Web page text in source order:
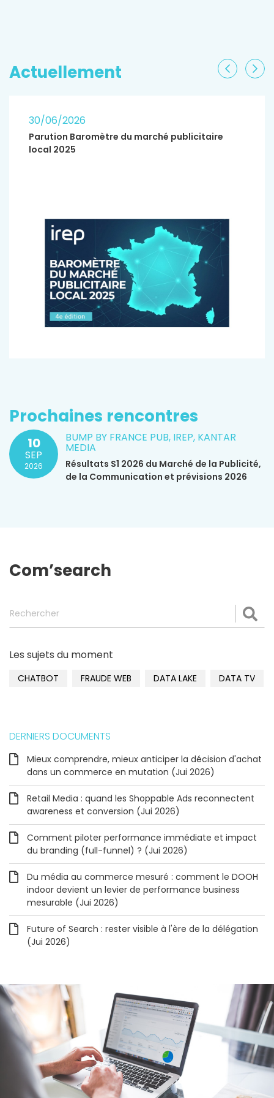
Actuellement
30/06/2026
Parution Baromètre du marché publicitaire
local 2025
Prochaines rencontres
10
SEP
2026
BUMP BY FRANCE PUB, IREP, KANTAR
MEDIA
Résultats S1 2026 du Marché de la Publicité,
de la Communication et prévisions 2026
Com’search
Les sujets du moment
CHATBOT FRAUDE WEB DATA LAKE DATA TV
DERNIERS DOCUMENTS
Mieux comprendre, mieux anticiper la décision d'achat
dans un commerce en mutation (Jui 2026)
Retail Media : quand les Shoppable Ads reconnectent
awareness et conversion (Jui 2026)
Comment piloter performance immédiate et impact
du branding (full-funnel) ? (Jui 2026)
Du média au commerce mesuré : comment le DOOH
indoor devient un levier de performance business
mesurable (Jui 2026)
Future of Search : rester visible à l'ère de la délégation
(Jui 2026)